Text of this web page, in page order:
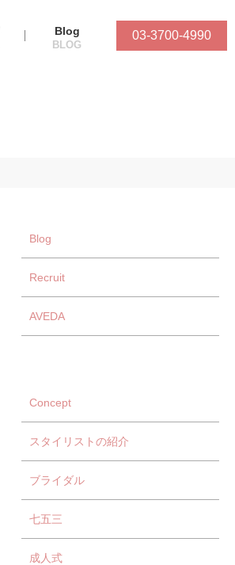
Blog 03-3700-4990
Blog
Recruit
AVEDA
Concept
スタイリストの紹介
ブライダル
七五三
成人式